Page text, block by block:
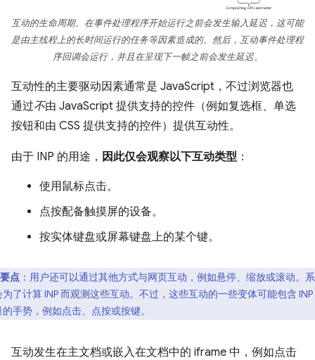
互动的生命周期。在事件处理程序开始运行之前会发生输入延迟，这可能
是由主线程上的长时间运行的任务等因素造成的。然后，互动事件处理程
序回调会运行，并且在呈现下一帧之前会发生延迟。
互动性的主要驱动因素通常是 JavaScript，不过浏览器也
通过不由 JavaScript 提供支持的控件（例如复选框、单选
按钮和由 CSS 提供支持的控件）提供互动性。
由于 INP 的用途， 因此仅会观察以下互动类型 ：
使用鼠标点击。
点按配备触摸屏的设备。
按实体键盘或屏幕键盘上的某个键。
要点 ：用户还可以通过其他方式与网页互动，例如悬停、缩放或滚动。
为了计算 INP 而观测这些互动。不过，这些互动的一些变体可能包含 INP
手势，例如点击、点按或按键。
互动发生在主文档或嵌入在文档中的 iframe 中，例如点击